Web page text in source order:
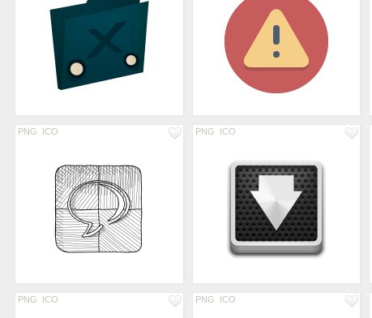
PNG ICO PNG ICO
PNG ICO PNG ICO